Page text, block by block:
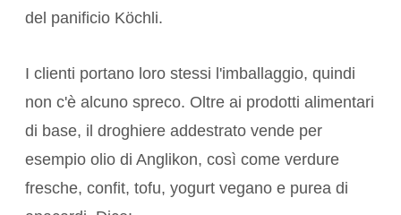
del panificio Köchli.
I clienti portano loro stessi l'imballaggio, quindi
non c'è alcuno spreco. Oltre ai prodotti alimentari
di base, il droghiere addestrato vende per
esempio olio di Anglikon, così come verdure
fresche, confit, tofu, yogurt vegano e purea di